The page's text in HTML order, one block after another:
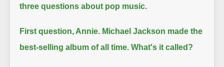
three questions about pop music.
First question, Annie. Michael Jackson made the
best-selling album of all time. What's it called?